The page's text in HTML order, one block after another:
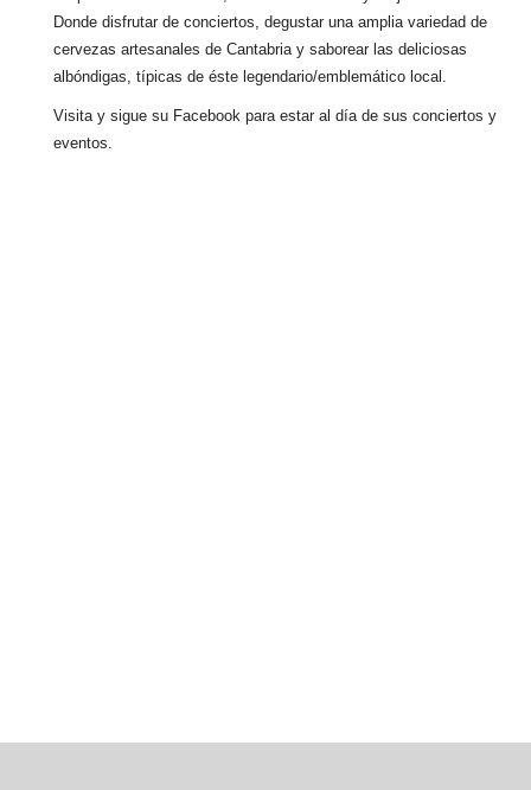
Donde disfrutar de conciertos, degustar una amplia variedad de
cervezas artesanales de Cantabria y saborear las deliciosas
albóndigas, típicas de éste legendario/emblemático local.
Visita y sigue su Facebook para estar al día de sus conciertos y
eventos.